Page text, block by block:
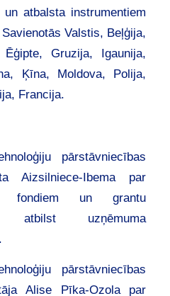
atbalsta instrumentiem
Valstis, Beļģija,
Ēģipte, Gruzija, Igaunija,
Ķīna, Moldova, Polija,
Francija.
pārstāvniecības
Aizsilniece-Ibema par
fondiem un grantu
atbilst uzņēmuma
pārstāvniecības
Alise Pīka-Ozola par